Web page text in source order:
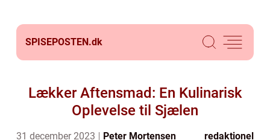
SPISEPOSTEN.dk
Lækker Aftensmad: En Kulinarisk
Oplevelse til Sjælen
31 december 2023 Peter Mortensen redaktionel